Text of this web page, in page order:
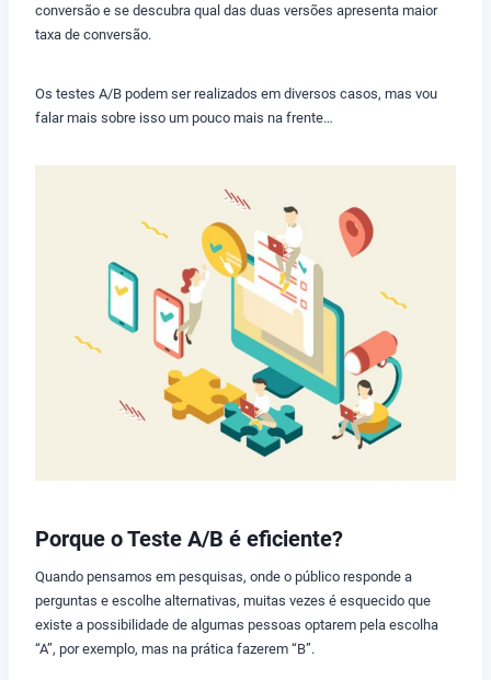
conversão e se descubra qual das duas versões apresenta maior
taxa de conversão.
Os testes A/B podem ser realizados em diversos casos, mas vou
falar mais sobre isso um pouco mais na frente…
Porque o Teste A/B é eficiente?
Quando pensamos em pesquisas, onde o público responde a
perguntas e escolhe alternativas, muitas vezes é esquecido que
existe a possibilidade de algumas pessoas optarem pela escolha
“A”, por exemplo, mas na prática fazerem “B”.